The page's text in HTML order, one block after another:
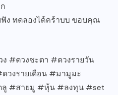
ง ทดลองได้คร้าบบ ขอบคุณ
#ดวงชะตา #ดวงรายวัน
วงรายเดือน #มามูมะ
ลู #สายมู #หุ้น #ลงทุน #set